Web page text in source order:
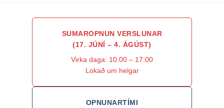
SUMAROPNUN VERSLUNAR
(17. JÚNÍ – 4. ÁGÚST)
Virka daga: 10:00 – 17:00
Lokað um helgar
OPNUNARTÍMI